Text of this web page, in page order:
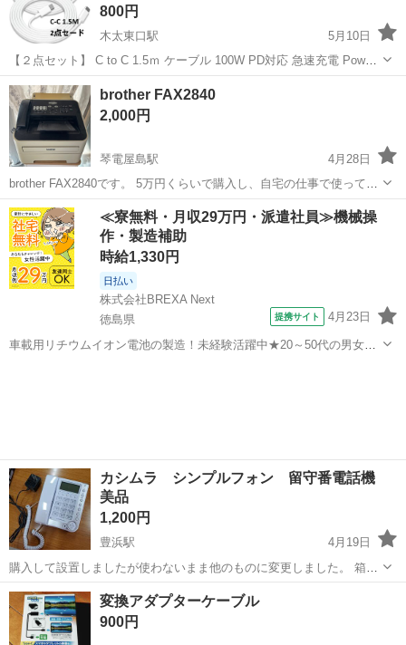
800円
木太東口駅
5月10日
【２点セット】 C to C 1.5ｍ ケーブル 100W PD対応 急速充電 Power
Delivery USB3.1 高速データ転送 Type-C to Type-C スマホ タブレット
iphone android ...
香川 高松市
brother FAX2840
2,000円
琴電屋島駅
4月28日
brother FAX2840です。 5万円くらいで購入し、自宅の仕事で使ってい
ました。もちろん現在も使えます。トナーの残量もまだあります。 パ
ソコンにつないで（有線）プリンターとしても使用していました。 外
観は日焼けしてい...
香川 高松市 琴電屋島駅 電話、ＦＡＸ brother
≪寮無料・月収29万円・派遣社員≫機械操
作・製造補助
時給1,330円
日払い
株式会社BREXA Next
徳島県
提携サイト 4月23日
車載用リチウムイオン電池の製造！未経験活躍中★20～50代の男女活
カシムラ シンプルフォン 留守番電話機
美品
1,200円
豊浜駅
4月19日
購入して設置しましたが使わないまま他のものに変更しました。 箱か
ら出し置いていただけなので美品です。 本体、アダプター、箱になり
ます。 説明書はありません。 昨年11月に電気やさんにて5,000円程で
購入しました。
香川 観音寺市 豊浜駅 電話、ＦＡＸ
変換アダプターケーブル
900円